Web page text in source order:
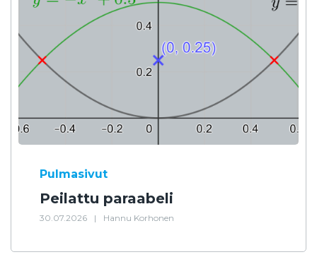
Pulmasivut
Peilattu paraabeli
30.07.2026 | Hannu Korhonen